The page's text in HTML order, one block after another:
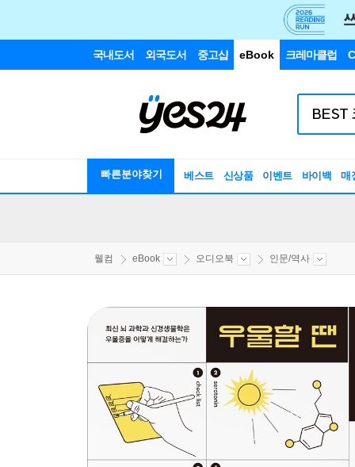
국내도서 외국도서 중고샵 eBook 크레마클럽
빠른분야찾기 베스트 신상품 이벤트 바이백 매
웰컴 eBook 오디오북 인문/역사